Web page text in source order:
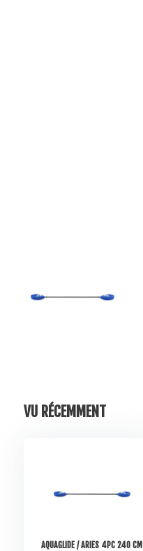
VU RÉCEMMENT
AQUAGLIDE / ARIES 4PC 240 CM